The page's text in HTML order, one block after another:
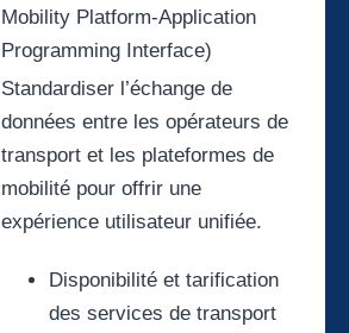
Mobility Platform-Application
Programming Interface)
Standardiser l’échange de
données entre les opérateurs de
transport et les plateformes de
mobilité pour offrir une
expérience utilisateur unifiée.
Disponibilité et tarification
des services de transport